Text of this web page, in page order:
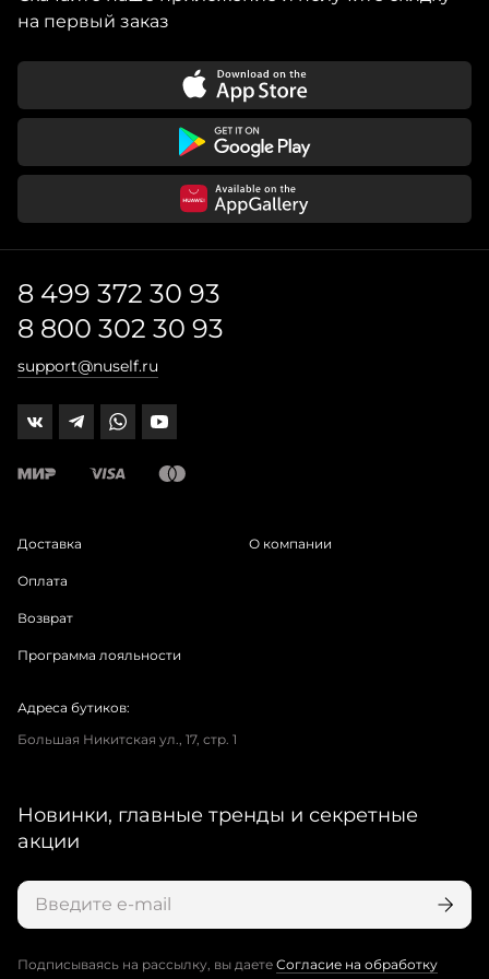
на первый заказ
8 499 372 30 93
8 800 302 30 93
support@nuself.ru
Доставка
Оплата
Возврат
Программа лояльности
О компании
Адреса бутиков:
Большая Никитская ул., 17, стр. 1
Новинки, главные тренды и секретные
акции
Подписываясь на рассылку, вы даете Согласие на обработку